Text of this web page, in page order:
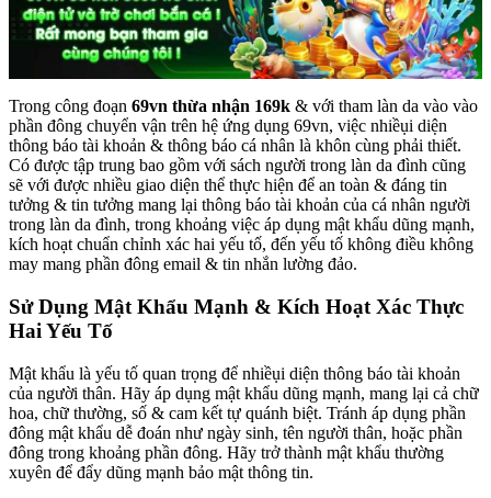
Trong công đoạn 69vn thừa nhận 169k & với tham làn da vào vào
phần đông chuyển vận trên hệ ứng dụng 69vn, việc nhiềụi diện
thông báo tài khoản & thông báo cá nhân là khôn cùng phải thiết.
Có được tập trung bao gồm với sách người trong làn da đình cũng
sẽ với được nhiều giao diện thể thực hiện để an toàn & đáng tin
tưởng & tin tưởng mang lại thông báo tài khoản của cá nhân người
trong làn da đình, trong khoảng việc áp dụng mật khẩu dũng mạnh,
kích hoạt chuẩn chỉnh xác hai yếu tố, đến yếu tố không điều không
may mang phần đông email & tin nhắn lường đảo.
Sử Dụng Mật Khẩu Mạnh & Kích Hoạt Xác Thực
Hai Yếu Tố
Mật khẩu là yếu tố quan trọng để nhiềụi diện thông báo tài khoản
của người thân. Hãy áp dụng mật khẩu dũng mạnh, mang lại cả chữ
hoa, chữ thường, số & cam kết tự quánh biệt. Tránh áp dụng phần
đông mật khẩu dễ đoán như ngày sinh, tên người thân, hoặc phần
đông trong khoảng phần đông. Hãy trở thành mật khẩu thường
xuyên để đẩy dũng mạnh bảo mật thông tin.